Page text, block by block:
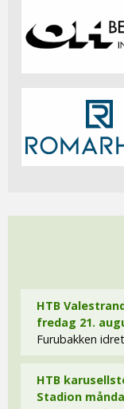
HTB
fredag 21.
Furubakken
HTB
Stadion